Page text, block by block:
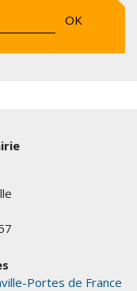
OK
Portes de France